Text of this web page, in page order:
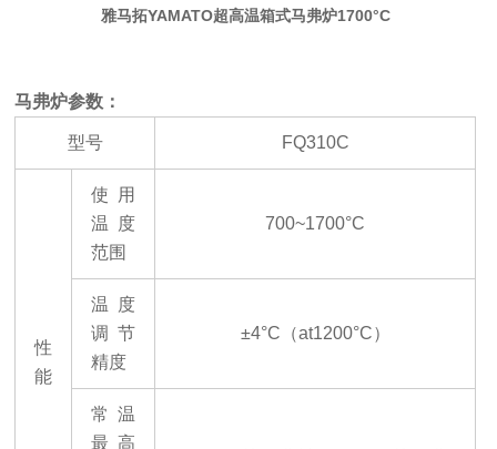
雅马拓YAMATO超高温箱式马弗炉1700°C
马弗炉参数：
型号 FQ310C
性
能
使用
温度
范围
700~1700°C
温度
调节
精度
±4°C（at1200°C）
常温
最高